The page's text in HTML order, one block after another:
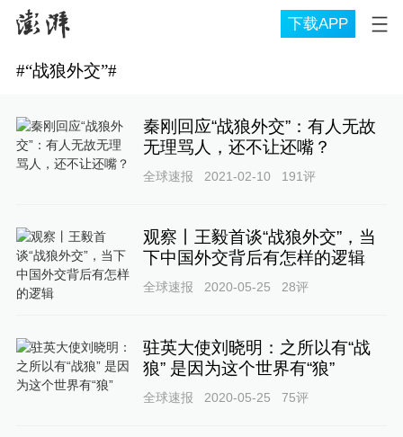
下载APP
#“战狼外交”#
秦刚回应“战狼外交”：有人无故
无理骂人，还不让还嘴？
全球速报 2021-02-10 191评
观察丨王毅首谈“战狼外交”，当
下中国外交背后有怎样的逻辑
全球速报 2020-05-25 28评
驻英大使刘晓明：之所以有“战
狼” 是因为这个世界有“狼”
全球速报 2020-05-25 75评